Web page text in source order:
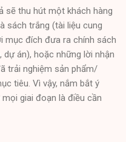
sẽ thu hút một khách hàng
sách trắng (tài liệu cung
mục đích đưa ra chính sách
án), hoặc những lời nhận
trải nghiệm sản phẩm/
tiêu. Vì vậy, nắm bắt ý
giai đoạn là điều cần